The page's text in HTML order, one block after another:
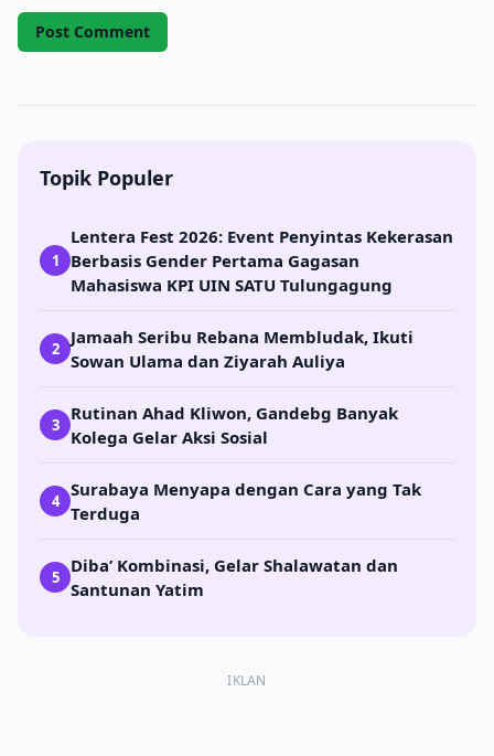
Topik Populer
1
Lentera Fest 2026: Event Penyintas Kekerasan
Berbasis Gender Pertama Gagasan
Mahasiswa KPI UIN SATU Tulungagung
2
Jamaah Seribu Rebana Membludak, Ikuti
Sowan Ulama dan Ziyarah Auliya
3
Rutinan Ahad Kliwon, Gandebg Banyak
Kolega Gelar Aksi Sosial
4
Surabaya Menyapa dengan Cara yang Tak
Terduga
5
Diba’ Kombinasi, Gelar Shalawatan dan
Santunan Yatim
IKLAN